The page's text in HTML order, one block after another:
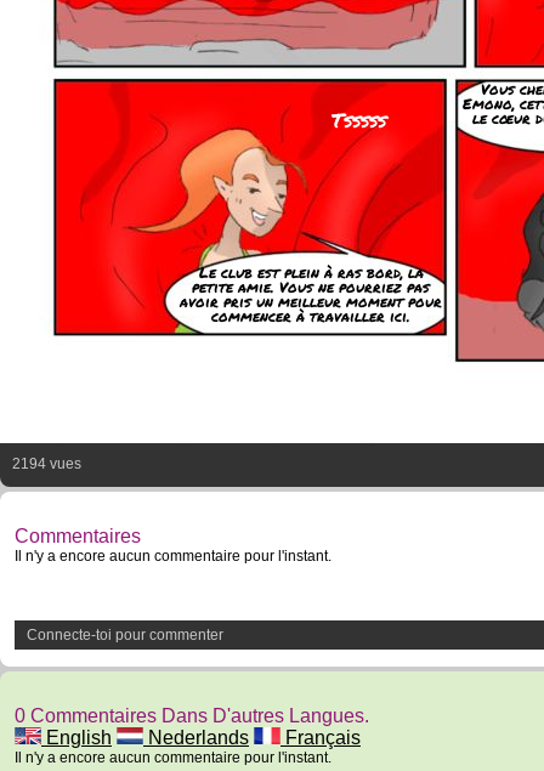
Le club est plein à ras bord, la
petite amie. Vous ne pourriez pas
avoir pris un meilleur moment pour
commencer à travailler ici.
Vous
Emono,
le cœur
Tsssss
2194 vues
Commentaires
Il n'y a encore aucun commentaire pour l'instant.
Connecte-toi pour commenter
0 Commentaires Dans D'autres Langues.
English
Nederlands Français
Il n'y a encore aucun commentaire pour l'instant.